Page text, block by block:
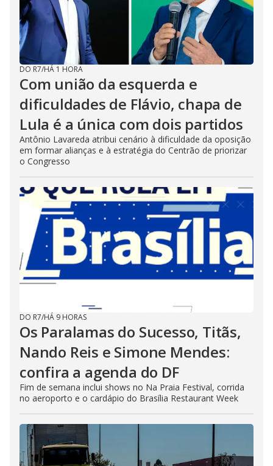
DO R7/HÁ 1 HORA
Com união da esquerda e
dificuldades de Flávio, chapa de
Lula é a única com dois partidos
Antônio Lavareda atribui cenário à dificuldade da oposição
em formar alianças e à estratégia do Centrão de priorizar
o Congresso
DO R7/HÁ 9 HORAS
Os Paralamas do Sucesso, Titãs,
Nando Reis e Simone Mendes:
confira a agenda do DF
Fim de semana inclui shows no Na Praia Festival, corrida
no aeroporto e o cardápio do Brasília Restaurant Week